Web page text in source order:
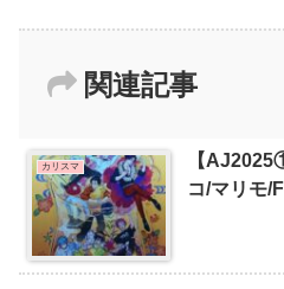
関連記事
カリスマ
【
コ/マリモ/